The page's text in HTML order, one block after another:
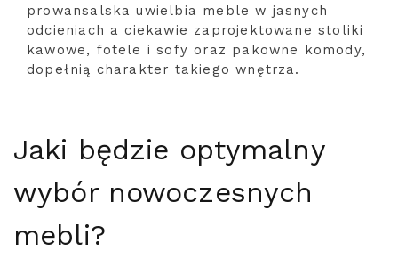
prowansalska uwielbia meble w jasnych
odcieniach a ciekawie zaprojektowane stoliki
kawowe, fotele i sofy oraz pakowne komody,
dopełnią charakter takiego wnętrza.
Jaki będzie optymalny
wybór nowoczesnych
mebli?